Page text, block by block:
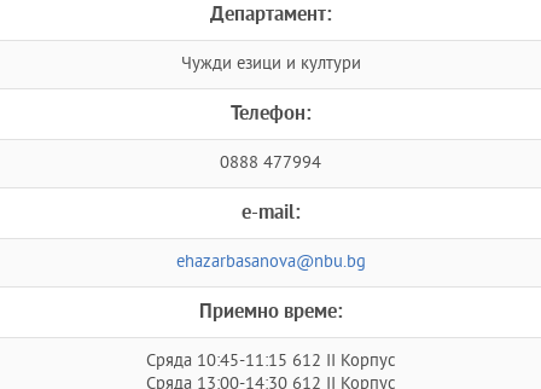
Департамент:
Чужди езици и култури
Телефон:
0888 477994
e-mail:
ehazarbasanova@nbu.bg
Приемно време:
Сряда 10:45-11:15 612 II Корпус